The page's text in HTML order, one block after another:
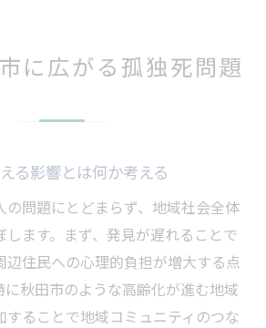
態から学ぶ地域での支援の重要
田で増えるのか社会背景を探る
孤独死増加の因果関係をひも解く
く人間関係の希薄化の現状とは
に影響する経済的困難の実態を
に広がる孤独死問題
る影響とは何か考える
の問題にとどまらず、地域社会全体
します。まず、発見が遅れることで
辺住民への心理的負担が増大する点
に秋田市のような高齢化が進む地域
することで地域コミュニティのつな